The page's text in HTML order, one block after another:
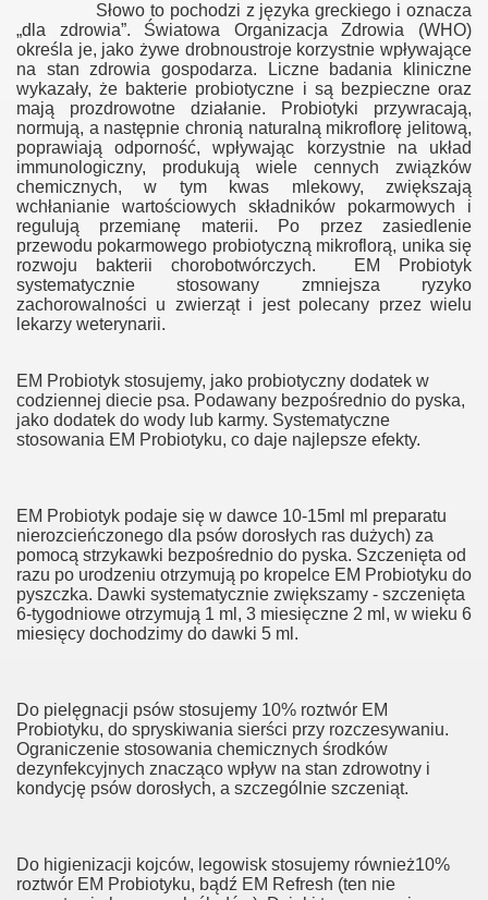
Słowo to pochodzi z języka greckiego i oznacza
„dla zdrowia”. Światowa Organizacja Zdrowia (WHO)
określa je, jako żywe drobnoustroje korzystnie wpływające
na stan zdrowia gospodarza. Liczne badania kliniczne
wykazały, że bakterie probiotyczne i są bezpieczne oraz
mają prozdrowotne działanie. Probiotyki przywracają,
normują, a następnie chronią naturalną mikroflorę jelitową,
poprawiają odporność, wpływając korzystnie na układ
immunologiczny, produkują wiele cennych związków
chemicznych, w tym kwas mlekowy, zwiększają
wchłanianie wartościowych składników pokarmowych i
regulują przemianę materii. Po przez zasiedlenie
przewodu pokarmowego probiotyczną mikroflorą, unika się
rozwoju bakterii chorobotwórczych. EM Probiotyk
systematycznie stosowany zmniejsza ryzyko
zachorowalności u zwierząt i jest polecany przez wielu
lekarzy weterynarii.
EM Probiotyk stosujemy, jako probiotyczny dodatek w
codziennej diecie psa. Podawany bezpośrednio do pyska,
jako dodatek do wody lub karmy. Systematyczne
stosowania EM Probiotyku, co daje najlepsze efekty.
EM Probiotyk podaje się w dawce 10-15ml ml preparatu
nierozcieńczonego dla psów dorosłych ras dużych) za
pomocą strzykawki bezpośrednio do pyska. Szczenięta od
razu po urodzeniu otrzymują po kropelce EM Probiotyku do
pyszczka. Dawki systematycznie zwiększamy - szczenięta
6-tygodniowe otrzymują 1 ml, 3 miesięczne 2 ml, w wieku 6
miesięcy dochodzimy do dawki 5 ml.
Do pielęgnacji psów stosujemy 10% roztwór EM
Probiotyku, do spryskiwania sierści przy rozczesywaniu.
Ograniczenie stosowania chemicznych środków
dezynfekcyjnych znacząco wpływ na stan zdrowotny i
kondycję psów dorosłych, a szczególnie szczeniąt.
Do higienizacji kojców, legowisk stosujemy również10%
roztwór EM Probiotyku, bądź EM Refresh (ten nie